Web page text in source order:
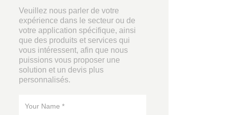
Veuillez nous parler de votre
expérience dans le secteur ou de
votre application spécifique, ainsi
que des produits et services qui
vous intéressent, afin que nous
puissions vous proposer une
solution et un devis plus
personnalisés.